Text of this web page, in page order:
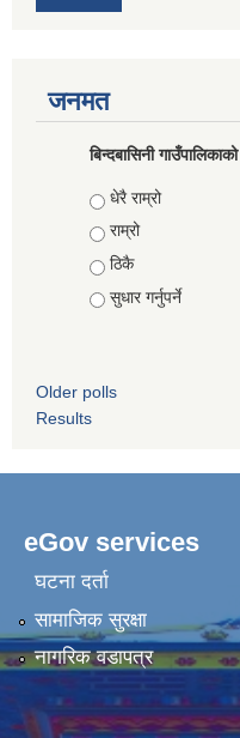
जनमत
बिन्दबासिनी
Choices
धेरै राम्रो
राम्रो
ठिकै
सुधार गर्नुपर्ने
Older polls
Results
eGov services
घटना दर्ता
सामाजिक सुरक्षा
नागरिक वडापत्र